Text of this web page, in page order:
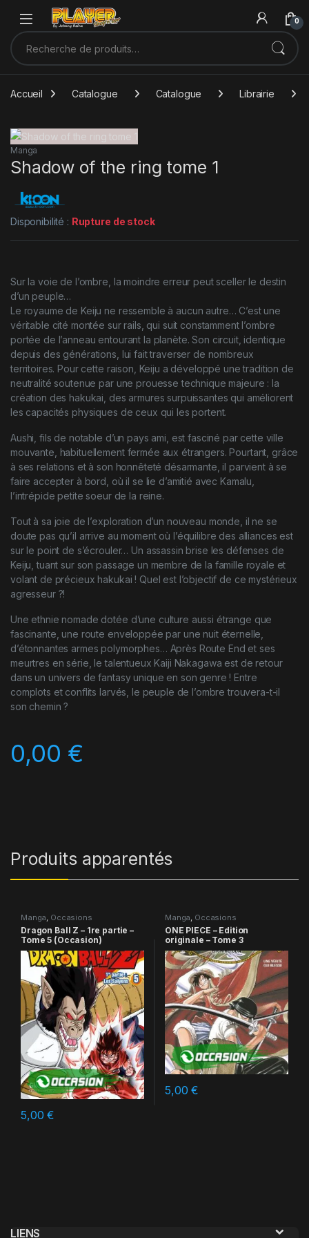
Sauter à la navigation
Skip to content
0
Recherche pour :
Accueil Catalogue Catalogue Librairie
Manga
Shadow of the ring tome 1
Disponibilité : Rupture de stock
Sur la voie de l’ombre, la moindre erreur peut sceller le destin
d’un peuple…
Le royaume de Keiju ne ressemble à aucun autre… C’est une
véritable cité montée sur rails, qui suit constamment l’ombre
portée de l’anneau entourant la planète. Son circuit, identique
depuis des générations, lui fait traverser de nombreux
territoires. Pour cette raison, Keiju a développé une tradition de
neutralité soutenue par une prouesse technique majeure : la
création des hakukai, des armures surpuissantes qui améliorent
les capacités physiques de ceux qui les portent.
Aushi, fils de notable d’un pays ami, est fasciné par cette ville
mouvante, habituellement fermée aux étrangers. Pourtant, grâce
à ses relations et à son honnêteté désarmante, il parvient à se
faire accepter à bord, où il se lie d’amitié avec Kamalu,
l’intrépide petite soeur de la reine.
Tout à sa joie de l’exploration d’un nouveau monde, il ne se
doute pas qu’il arrive au moment où l’équilibre des alliances est
sur le point de s’écrouler… Un assassin brise les défenses de
Keiju, tuant sur son passage un membre de la famille royale et
volant de précieux hakukai ! Quel est l’objectif de ce mystérieux
agresseur ?!
Une ethnie nomade dotée d’une culture aussi étrange que
fascinante, une route enveloppée par une nuit éternelle,
d’étonnantes armes polymorphes… Après Route End et ses
meurtres en série, le talentueux Kaiji Nakagawa est de retour
dans un univers de fantasy unique en son genre ! Entre
complots et conflits larvés, le peuple de l’ombre trouvera-t-il
son chemin ?
0,00 €
Produits apparentés
Manga, Occasions
Dragon Ball Z – 1re partie –
Tome 5 (Occasion)
5,00€
Manga, Occasions
ONE PIECE – Edition
originale – Tome 3
5,00€
LIENS